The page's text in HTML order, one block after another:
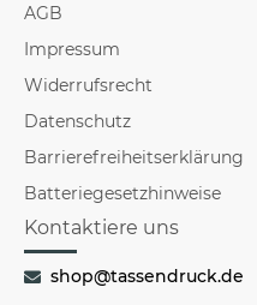
AGB
Impressum
Widerrufsrecht
Datenschutz
Barrierefreiheitserklärung
Batteriegesetzhinweise
Kontaktiere uns
shop@tassendruck.de